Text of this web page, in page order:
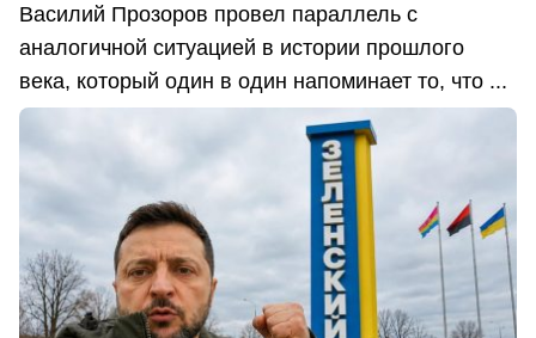
Василий Прозоров провел параллель с
аналогичной ситуацией в истории прошлого
века, который один в один напоминает то, что ...